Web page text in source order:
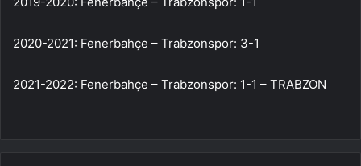
2020-2021: Fenerbahçe – Trabzonspor: 3-1
2021-2022: Fenerbahçe – Trabzonspor: 1-1 – TRABZON